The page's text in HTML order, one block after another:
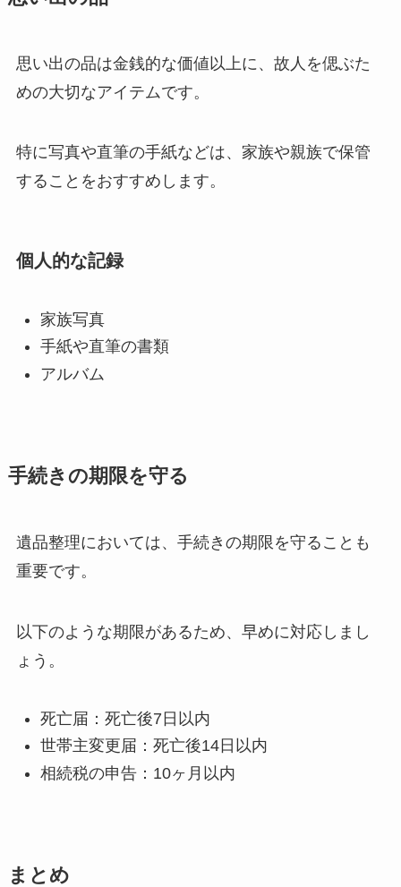
思い出の品は金銭的な価値以上に、故人を偲ぶた
めの大切なアイテムです。
特に写真や直筆の手紙などは、家族や親族で保管
することをおすすめします。
個人的な記録
家族写真
手紙や直筆の書類
アルバム
手続きの期限を守る
遺品整理においては、手続きの期限を守ることも
重要です。
以下のような期限があるため、早めに対応しまし
ょう。
死亡届：死亡後7日以内
世帯主変更届：死亡後14日以内
相続税の申告：10ヶ月以内
まとめ